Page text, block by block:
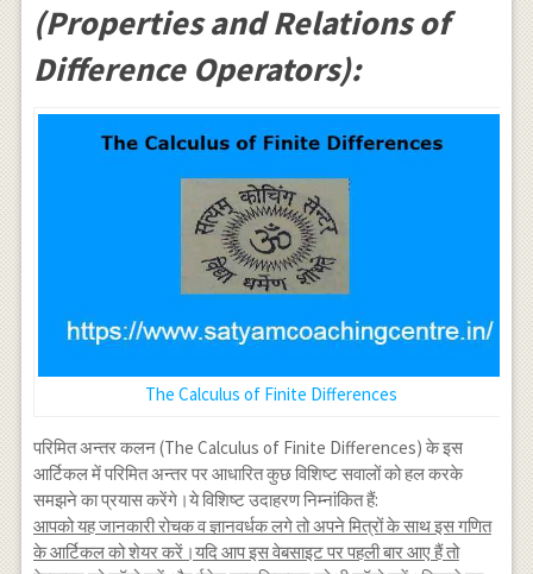
(Properties and Relations of
Difference Operators):
The Calculus of Finite Differences
परिमित अन्तर कलन (The Calculus of Finite Differences) के इस
आर्टिकल में परिमित अन्तर पर आधारित कुछ विशिष्ट सवालों को हल करके
समझने का प्रयास करेंगे।ये विशिष्ट उदाहरण निम्नांकित हैं:
आपको यह जानकारी रोचक व ज्ञानवर्धक लगे तो अपने मित्रों के साथ इस गणित
के आर्टिकल को शेयर करें।यदि आप इस वेबसाइट पर पहली बार आए हैं तो